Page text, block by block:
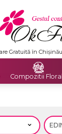
Premium Delivery
Compozitii